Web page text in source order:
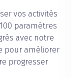
vos activités
paramètres
avec notre
pour améliorer
progresser